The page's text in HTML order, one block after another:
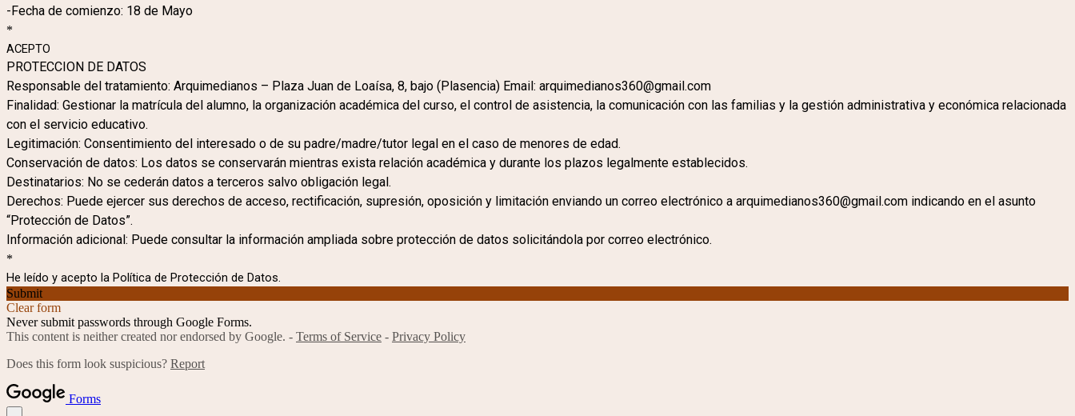
-Fecha de comienzo: 18 de Mayo
*
ACEPTO
PROTECCION DE DATOS
Responsable del tratamiento: Arquimedianos – Plaza Juan de Loaísa, 8, bajo (Plasencia) Email: arquimedianos360@gmail.com
Finalidad: Gestionar la matrícula del alumno, la organización académica del curso, el control de asistencia, la comunicación con las familias y la gestión administrativa y económica relacionada
con el servicio educativo.
Legitimación: Consentimiento del interesado o de su padre/madre/tutor legal en el caso de menores de edad.
Conservación de datos: Los datos se conservarán mientras exista relación académica y durante los plazos legalmente establecidos.
Destinatarios: No se cederán datos a terceros salvo obligación legal.
Derechos: Puede ejercer sus derechos de acceso, rectificación, supresión, oposición y limitación enviando un correo electrónico a arquimedianos360@gmail.com indicando en el asunto
“Protección de Datos”.
Información adicional: Puede consultar la información ampliada sobre protección de datos solicitándola por correo electrónico.
*
He leído y acepto la Política de Protección de Datos.
Submit
Clear form
Never submit passwords through Google Forms.
This content is neither created nor endorsed by Google. - Terms of Service - Privacy Policy
Does this form look suspicious? Report
Forms